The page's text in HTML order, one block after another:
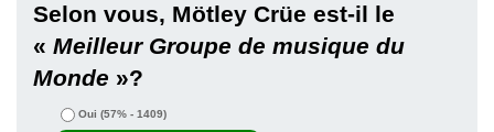
Selon vous, Mötley Crüe est-il le
« Meilleur Groupe de musique du
Monde »?
Oui (57% - 1409)